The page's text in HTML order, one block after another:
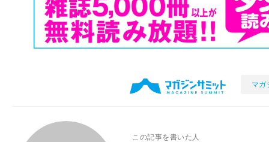
マガ
この記事を書いた人